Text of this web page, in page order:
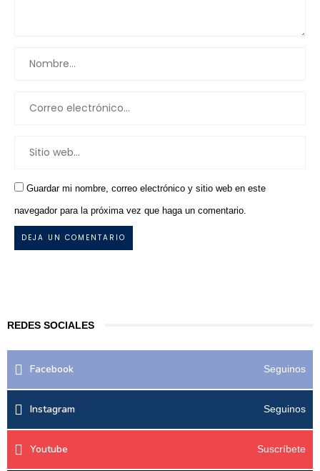
Guardar mi nombre, correo electrónico y sitio web en este
navegador para la próxima vez que haga un comentario.
REDES SOCIALES
Facebook Seguinos
Instagram Seguinos
Youtube Suscríbete